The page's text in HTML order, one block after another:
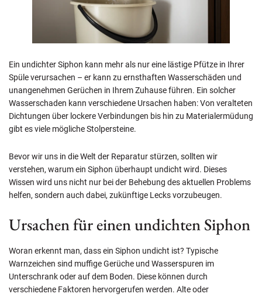
Ein undichter Siphon kann mehr als nur eine lästige Pfütze in Ihrer
Spüle verursachen – er kann zu ernsthaften Wasserschäden und
unangenehmen Gerüchen in Ihrem Zuhause führen. Ein solcher
Wasserschaden kann verschiedene Ursachen haben: Von veralteten
Dichtungen über lockere Verbindungen bis hin zu Materialermüdung
gibt es viele mögliche Stolpersteine.
Bevor wir uns in die Welt der Reparatur stürzen, sollten wir
verstehen, warum ein Siphon überhaupt undicht wird. Dieses
Wissen wird uns nicht nur bei der Behebung des aktuellen Problems
helfen, sondern auch dabei, zukünftige Lecks vorzubeugen.
Ursachen für einen undichten Siphon
Woran erkennt man, dass ein Siphon undicht ist? Typische
Warnzeichen sind muffige Gerüche und Wasserspuren im
Unterschrank oder auf dem Boden. Diese können durch
verschiedene Faktoren hervorgerufen werden. Alte oder